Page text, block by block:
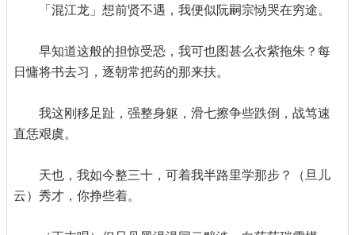
「混江龙」想前贤不遇，我便似阮嗣宗恸哭在穷途。
早知道这般的担惊受恐，我可也图甚么衣紫拖朱？每
日慵将书去习，逐朝常把药的那来扶。
我这刚移足趾，强整身躯，滑七擦争些跌倒，战笃速
直恁艰虞。
天也，我如今整三十，可着我半路里学那步？（旦儿
云）秀才，你挣些着。